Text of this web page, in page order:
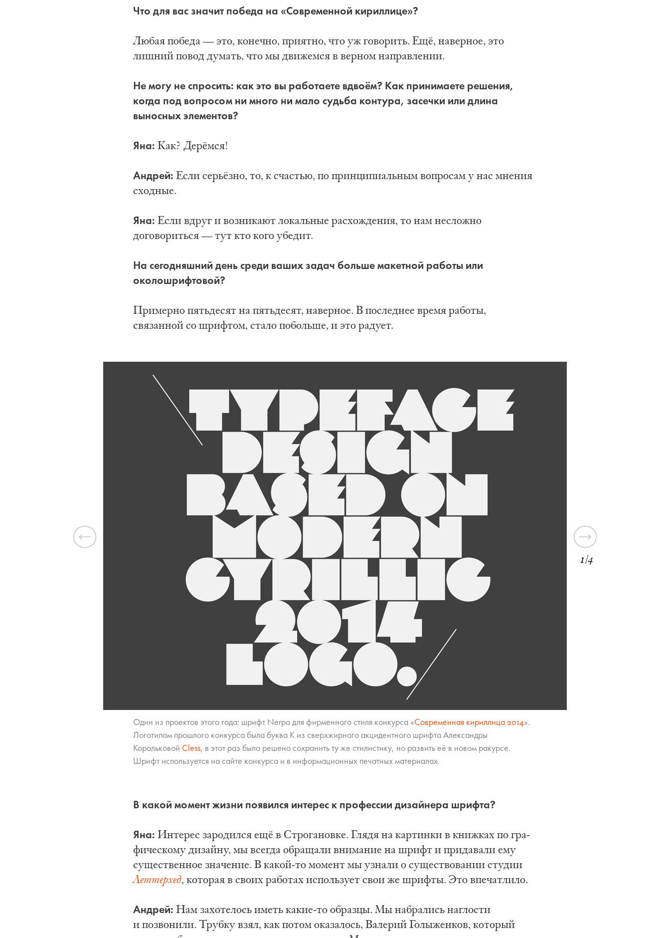
Что для вас значит победа на «Современной кириллице»?
Любая победа — это, конечно, приятно, что уж говорить. Ещё, наверное, это
лишний повод думать, что мы движемся в верном направлении.
Не могу не спросить: как это вы работаете вдвоём? Как принимаете решения,
когда под вопросом ни много ни мало судьба контура, засечки или длина
выносных элементов?
Яна: Как? Дерёмся!
Андрей: Если серьёзно, то, к счастью, по принципиальным вопросам у нас мнения
сходные.
Яна: Если вдруг и возникают локальные расхождения, то нам несложно
договориться — тут кто кого убедит.
На сегодняшний день среди ваших задач больше макетной работы или
околошрифтовой?
Примерно пятьдесят на пятьдесят, наверное. В последнее время работы,
связанной со шрифтом, стало побольше, и это радует.
Один из проектов этого года: шрифт Nerpa для фирменного стиля конкурса «Современная кириллица 2014».
Логотипом прошлого конкурса была буква К из сверхжирного акцидентного шрифта Александры
Корольковой Cless, в этот раз было решено сохранить ту же стилистику, но развить её в новом ракурсе.
Шрифт используется на сайте конкурса и в информационных печатных материалах.
Современная кириллица 2014
Cless
Современная кириллица 2014
Cless
Современная кириллица 2014
Cless
Next
1/4
В какой момент жизни появился интерес к профессии дизайнера шрифта?
Яна: Интерес зародился ещё в Строгановке. Гля­дя на кар­тин­ки в книж­ках по гра­
фи­че­ско­му ди­зай­ну, мы все­гда об­ра­ща­ли вни­ма­ние на шрифт и придавали ему
существенное значение. В какой-то момент мы узнали о существовании студии
Леттерхед, которая в своих работах использует свои же шрифты. Это впечатлило.
Андрей: Нам захотелось иметь какие-то образцы. Мы набрались наглости
и позвонили. Трубку взял, как потом оказалось, Валерий Голыженков, который